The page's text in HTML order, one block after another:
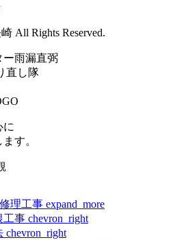
All Rights Reserved.
直し隊
に
す。
理工事 expand_more
工事 chevron_right
chevron_right